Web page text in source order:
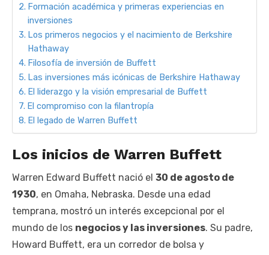
Formación académica y primeras experiencias en
inversiones
Los primeros negocios y el nacimiento de Berkshire
Hathaway
Filosofía de inversión de Buffett
Las inversiones más icónicas de Berkshire Hathaway
El liderazgo y la visión empresarial de Buffett
El compromiso con la filantropía
El legado de Warren Buffett
Los inicios de Warren Buffett
Warren Edward Buffett nació el 30 de agosto de
1930, en Omaha, Nebraska. Desde una edad
temprana, mostró un interés excepcional por el
mundo de los negocios y las inversiones. Su padre,
Howard Buffett, era un corredor de bolsa y